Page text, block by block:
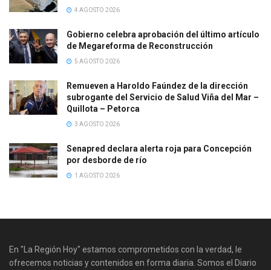
4 AGOSTO 2026
Gobierno celebra aprobación del último artículo
de Megareforma de Reconstrucción
5 AGOSTO 2026
Remueven a Haroldo Faúndez de la dirección
subrogante del Servicio de Salud Viña del Mar –
Quillota – Petorca
3 AGOSTO 2026
Senapred declara alerta roja para Concepción
por desborde de río
1 AGOSTO 2026
En "La Región Hoy" estamos comprometidos con la verdad, le
ofrecemos noticias y contenidos en forma diaria. Somos el Diario